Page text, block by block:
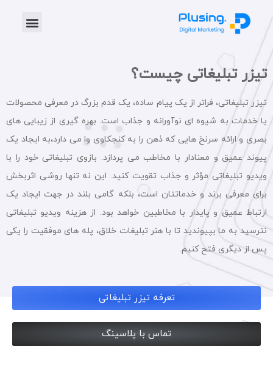
تیزر تبلیغاتی چیست؟
تیزر تبلیغاتی، فراتر از یک پیام ساده، یک قدم بزرگ در معرفی محصولات
یا خدمات به شیوه‌ ای نوآورانه و جذاب است. بهره‌ گیری از زیبایی‌ های
بصری و ارائه سرنخ‌ هایی که ذهن را به کنجکاوی وا می‌ دارد،به ایجاد یک
پیوند عمیق و معنادار با مخاطب می‌ پردازد. بازوی تبلیغاتی خود را با
ویدیو تبلیغاتی مؤثر و جذاب تقویت کنید. این نه تنها روشی اثربخش
برای معرفی برند و خدماتتان است، بلکه گامی بلند در جهت ایجاد یک
ارتباط عمیق و پایدار با مخاطبین خواهد بود. از هزینه ویدیو تبلیغاتی
نترسید به ما بپیوندید تا با هنر تبلیغات خلاق، پله‌ های موفقیت را یکی
پس از دیگری فتح کنیم.
تعرفه تیزر تبلیغاتی
تماس با پلاسینگ